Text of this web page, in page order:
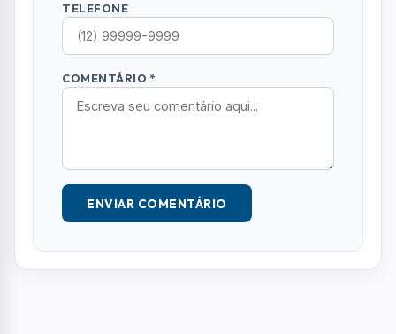
TELEFONE
COMENTÁRIO *
ENVIAR COMENTÁRIO